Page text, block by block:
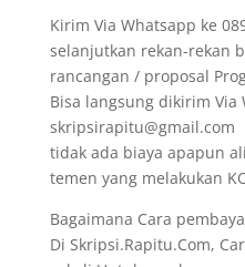
Kirim Via Whatsapp ke
selanjutkan rekan-rekan
rancangan / proposal
Bisa langsung dikirim Via
skripsirapitu@gmail.com
tidak ada biaya apapun
temen yang melakukan
Bagaimana Cara
Di Skripsi.Rapitu.Com,